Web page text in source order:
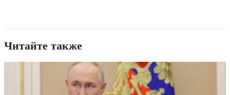
Читайте также